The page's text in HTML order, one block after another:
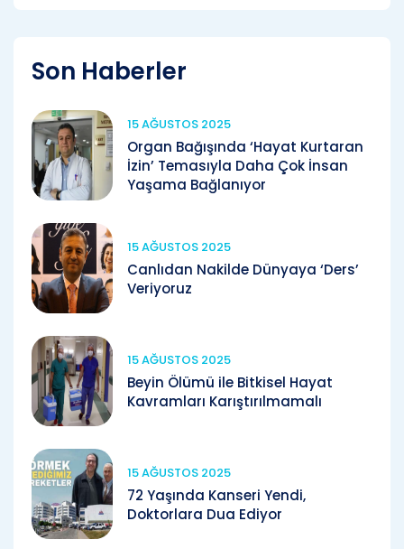
Son Haberler
15 AĞUSTOS 2025
Organ Bağışında ‘Hayat Kurtaran
İzin’ Temasıyla Daha Çok İnsan
Yaşama Bağlanıyor
15 AĞUSTOS 2025
Canlıdan Nakilde Dünyaya ‘Ders’
Veriyoruz
15 AĞUSTOS 2025
Beyin Ölümü ile Bitkisel Hayat
Kavramları Karıştırılmamalı
15 AĞUSTOS 2025
72 Yaşında Kanseri Yendi,
Doktorlara Dua Ediyor